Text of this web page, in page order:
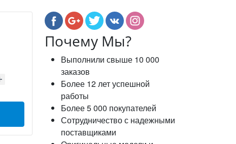
Почему Мы?
Выполнили свыше 10 000
заказов
Более 12 лет успешной
работы
Более 5 000 покупателей
Сотрудничество с надежными
поставщиками